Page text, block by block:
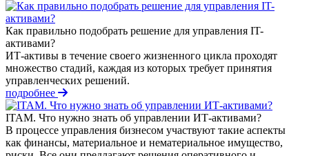
Как правильно подобрать решение для управления IT-
активами?
ИТ-активы в течение своего жизненного цикла проходят
множество стадий, каждая из которых требует принятия
управленческих решений.
подробнее
ITAM. Что нужно знать об управлении ИТ-активами?
В процессе управления бизнесом участвуют такие аспекты
как финансы, материальное и нематериальное имущество,